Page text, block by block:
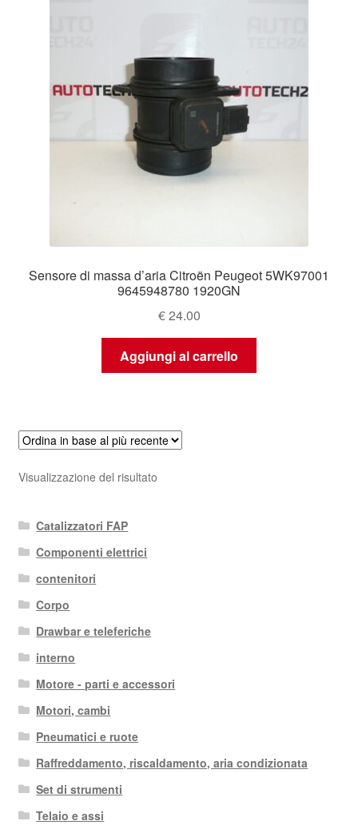
Sensore di massa d’aria Citroën Peugeot 5WK97001
9645948780 1920GN
€24.00
Aggiungi al carrello
Visualizzazione del risultato
Catalizzatori FAP
Componenti elettrici
contenitori
Corpo
Drawbar e teleferiche
interno
Motore - parti e accessori
Motori, cambi
Pneumatici e ruote
Raffreddamento, riscaldamento, aria condizionata
Set di strumenti
Telaio e assi